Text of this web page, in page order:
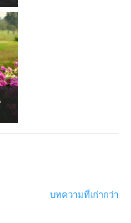
บทความที่เก่ากว่า